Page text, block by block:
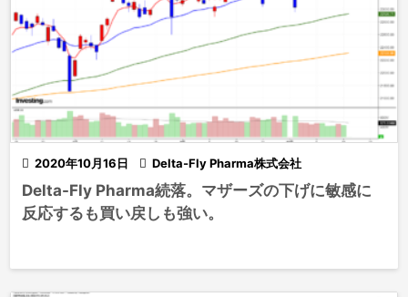
 2020年10月16日  Delta-Fly Pharma株式会社
Delta-Fly Pharma続落。マザーズの下げに敏感に
反応するも買い戻しも強い。